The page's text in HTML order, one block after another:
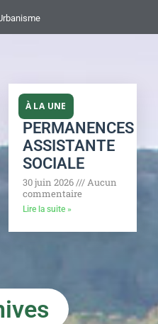
PERMANENCES
ASSISTANTE
SOCIALE
30 juin 2026
Aucun
commentaire
Lire la suite »